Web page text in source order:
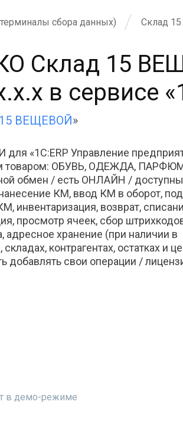
сбора данных) Склад
Склад 15
в сервисе
ВЕЩЕВОЙ»
«1С:ERP Управление
товаром: ОБУВЬ, ОДЕЖДА,
обмен / есть ОНЛАЙН /
КМ, ввод КМ в оборот,
инвентаризация, возврат,
просмотр ячеек, сбор
адресное хранение (при наличии в
контрагентах, остатках и
свои операции /
в демо-режиме